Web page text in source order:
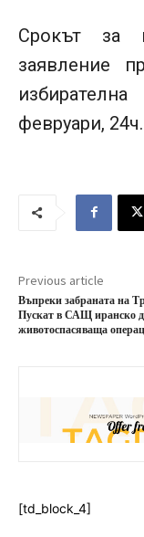
Срокът за
заявление
февруари,
Previous article
Въпреки забраната на
Пускат в САЩ иранско
животоспасяваща
[td_block_4]